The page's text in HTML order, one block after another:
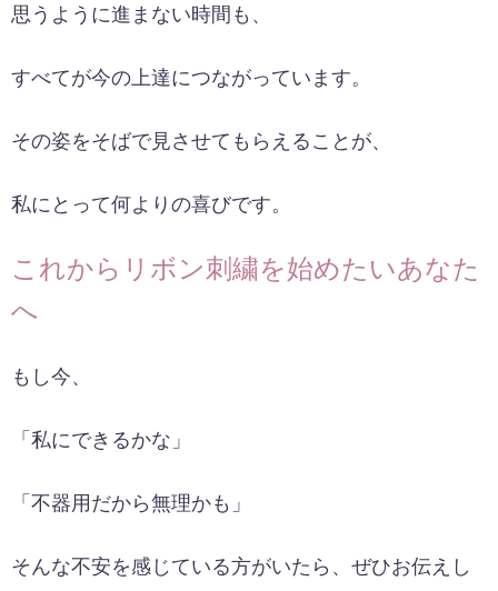
思うように進まない時間も、
すべてが今の上達につながっています。
その姿をそばで見させてもらえることが、
私にとって何よりの喜びです。
これからリボン刺繍を始めたいあなた
へ
もし今、
「私にできるかな」
「不器用だから無理かも」
そんな不安を感じている方がいたら、ぜひお伝えし